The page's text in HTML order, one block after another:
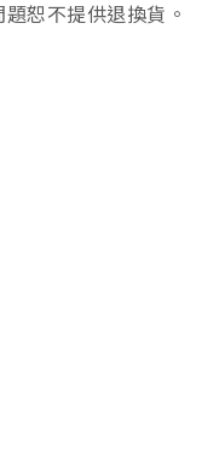
恕不提供退換貨。